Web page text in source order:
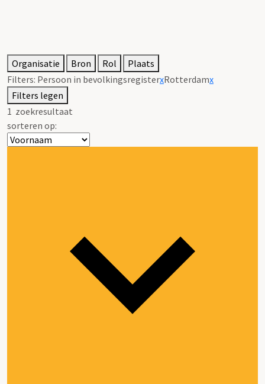
Organisatie Bron Rol
Plaats
Filters: Persoon in bevolkingsregisterxRotterdamx
Filters legen
1 zoekresultaat
sorteren op: